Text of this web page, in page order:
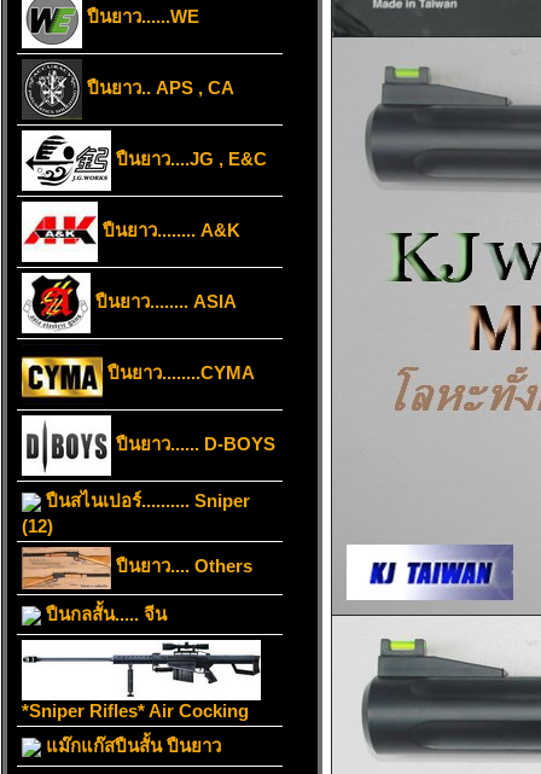
ปืนยาว......WE
ปืนยาว.. APS , CA
ปืนยาว....JG , E&C
ปืนยาว........ A&K
ปืนยาว........ ASIA
ปืนยาว........CYMA
ปืนยาว...... D-BOYS
ปืนสไนเปอร์.......... Sniper
(12)
ปืนยาว.... Others
ปืนกลสั้น..... จีน
*Sniper Rifles* Air Cocking
แม๊กแก๊สปืนสั้น ปืนยาว